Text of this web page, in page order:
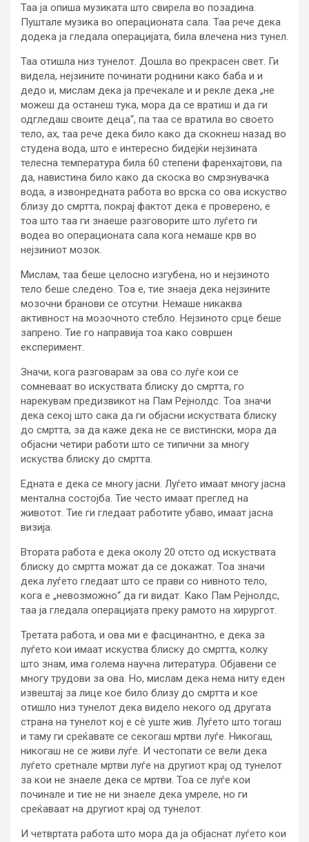
Таа ја опиша музиката што свирела во позадина.
Пуштале музика во операционата сала. Таа рече дека
додека ја гледала операцијата, била влечена низ тунел.
Таа отишла низ тунелот. Дошла во прекрасен свет. Ги
видела, нејзините починати роднини како баба и и
дедо и, мислам дека ја пречекале и и рекле дека „не
можеш да останеш тука, мора да се вратиш и да ги
одгледаш своите деца“, па таа се вратила во своето
тело, ах, таа рече дека било како да скокнеш назад во
студена вода, што е интересно бидејќи нејзината
телесна температура била 60 степени фаренхајтови, па
да, навистина било како да скоска во смрзнувачка
вода, а извонредната работа во врска со ова искуство
близу до смртта, покрај фактот дека е проверено, е
тоа што таа ги знаеше разговорите што луѓето ги
водеа во операционата сала кога немаше крв во
нејзиниот мозок.
Мислам, таа беше целосно изгубена, но и нејзиното
тело беше следено. Тоа е, тие знаеја дека нејзините
мозочни бранови се отсутни. Немаше никаква
активност на мозочното стебло. Нејзиното срце беше
запрено. Тие го направија тоа како совршен
експеримент.
Значи, кога разговарам за ова со луѓе кои се
сомневаат во искуствата блиску до смртта, го
нарекувам предизвикот на Пам Рејнолдс. Тоа значи
дека секој што сака да ги објасни искуствата блиску
до смртта, за да каже дека не се вистински, мора да
објасни четири работи што се типични за многу
искуства блиску до смртта.
Едната е дека се многу јасни. Луѓето имаат многу јасна
ментална состојба. Тие често имаат преглед на
животот. Тие ги гледаат работите убаво, имаат јасна
визија.
Втората работа е дека околу 20 отсто од искуствата
блиску до смртта можат да се докажат. Тоа значи
дека луѓето гледаат што се прави со нивното тело,
кога е „невозможно“ да ги видат. Како Пам Рејнолдс,
таа ја гледала операцијата преку рамото на хирургот.
Третата работа, и ова ми е фасцинантно, е дека за
луѓето кои имаат искуства блиску до смртта, колку
што знам, има голема научна литература. Објавени се
многу трудови за ова. Но, мислам дека нема ниту еден
извештај за лице кое било близу до смртта и кое
отишло низ тунелот дека видело некого од другата
страна на тунелот кој е сè уште жив. Луѓето што тогаш
и таму ги среќавате се секогаш мртви луѓе. Никогаш,
никогаш не се живи луѓе. И честопати се вели дека
луѓето сретнале мртви луѓе на другиот крај од тунелот
за кои не знаеле дека се мртви. Тоа се луѓе кои
починале и тие не ни знаеле дека умреле, но ги
среќаваат на другиот крај од тунелот.
И четвртата работа што мора да ја објаснат луѓето кои